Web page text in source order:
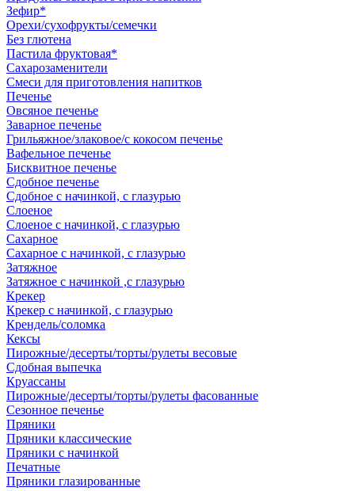
Зефир*
Орехи/сухофрукты/семечки
Без глютена
Пастила фруктовая*
Сахарозаменители
Смеси для приготовления напитков
Печенье
Овсяное печенье
Заварное печенье
Грильяжное/злаковое/с кокосом печенье
Вафельное печенье
Бисквитное печенье
Сдобное печенье
Сдобное с начинкой, с глазурью
Слоеное
Слоеное с начинкой, с глазурью
Сахарное
Сахарное с начинкой, с глазурью
Затяжное
Затяжное с начинкой ,с глазурью
Крекер
Крекер с начинкой, с глазурью
Крендель/соломка
Кексы
Пирожные/десерты/торты/рулеты весовые
Сдобная выпечка
Круассаны
Пирожные/десерты/торты/рулеты фасованные
Сезонное печенье
Пряники
Пряники классические
Пряники с начинкой
Печатные
Пряники глазированные